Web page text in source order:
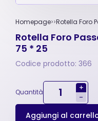
Homepage Rotella Foro
Rotella Foro
75 * 25
Codice prodotto: 366
Quantità
+
-
Aggiungi al